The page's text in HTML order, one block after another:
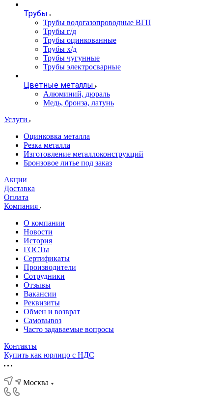
Трубы
Трубы водогазопроводные ВГП
Трубы г/д
Трубы оцинкованные
Трубы х/д
Трубы чугунные
Трубы электросварные
Цветные металлы
Алюминий, дюраль
Медь, бронза, латунь
Услуги
Оцинковка металла
Резка металла
Изготовление металлоконструкций
Бронзовое литье под заказ
Акции
Доставка
Оплата
Компания
О компании
Новости
История
ГОСТы
Сертификаты
Производители
Сотрудники
Отзывы
Вакансии
Реквизиты
Обмен и возврат
Самовывоз
Часто задаваемые вопросы
Контакты
Купить как юрлицо с НДС
Москва